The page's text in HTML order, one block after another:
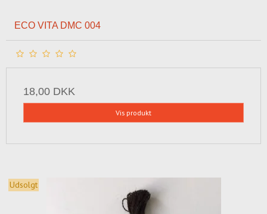
ECO VITA DMC 004
18,00 DKK
Vis produkt
Udsolgt